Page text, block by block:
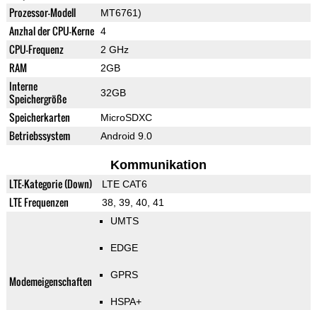
Prozessor-Modell MT6761)
Anzhal der CPU-Kerne 4
CPU-Frequenz 2 GHz
RAM 2GB
Interne
Speichergröße
32GB
Speicherkarten MicroSDXC
Betriebssystem Android 9.0
Kommunikation
LTE-Kategorie (Down) LTE CAT6
LTE Frequenzen 38, 39, 40, 41
Modemeigenschaften
UMTS
EDGE
GPRS
HSPA+